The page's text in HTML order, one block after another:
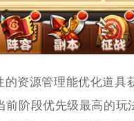
的资源管理能优化道具
前阶段优先级最高的玩